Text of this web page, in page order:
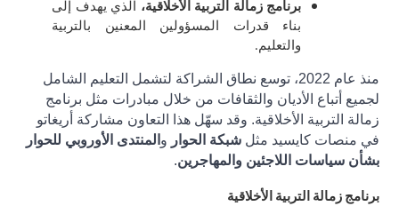
برنامج زمالة التربية الأخلاقية، الذي يهدف إلى
بناء قدرات المسؤولين المعنين بالتربية
والتعليم.
منذ عام 2022، توسع نطاق الشراكة لتشمل التعليم الشامل
لجميع أتباع الأديان والثقافات من خلال مبادرات مثل برنامج
زمالة التربية الأخلاقية. وقد سهّل هذا التعاون مشاركة أريغاتو
في منصات كايسيد مثل شبكة الحوار و المنتدى الأوروبي للحوار
بشأن سياسات اللاجئين والمهاجرين.
برنامج زمالة التربية الأخلاقية